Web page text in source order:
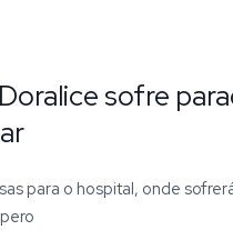
sofre
para o hospital, onde